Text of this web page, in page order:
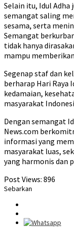
Selain itu, Idul Adha
semangat saling
sesama, serta
Semangat
tidak hanya
mampu
Segenap staf dan
berharap Hari Raya
kedamaian,
masyarakat
Dengan semangat
News.com
informasi yang
masyarakat luas,
yang harmonis dan
Post Views: 896
Sebarkan